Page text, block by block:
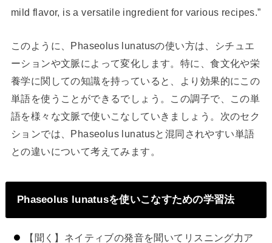
mild flavor, is a versatile ingredient for various recipes.”
このように、Phaseolus lunatusの使い方は、シチュエ
ーションや文脈によって変化します。特に、食文化や栄
養学に関しての知識を持っていると、より効果的にこの
単語を使うことができるでしょう。この調子で、この単
語を様々な文脈で使いこなしていきましょう。次のセク
ションでは、Phaseolus lunatusと混同されやすい単語
との違いについて考えてみます。
Phaseolus lunatusを使いこなすための学習法
【聞く】ネイティブの発音を聞いてリスニング力ア